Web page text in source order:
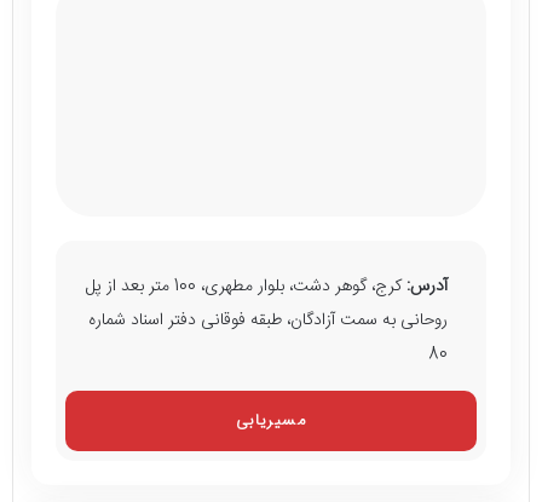
آدرس:
کرج، گوهر دشت، بلوار مطهری، 100 متر بعد از پل
روحانی به سمت آزادگان، طبقه فوقانی دفتر اسناد شماره
80
مسیریابی